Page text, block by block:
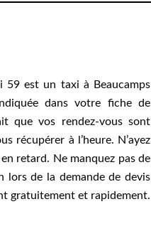
59 est un taxi à Beaucamps
dans votre fiche de
que vos rendez-vous sont
récupérer à l’heure. N’ayez
retard. Ne manquez pas de
lors de la demande de devis
gratuitement et rapidement.